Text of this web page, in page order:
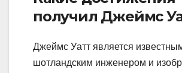
получил Джеймс
Джеймс Уатт является
шотландским инженером и